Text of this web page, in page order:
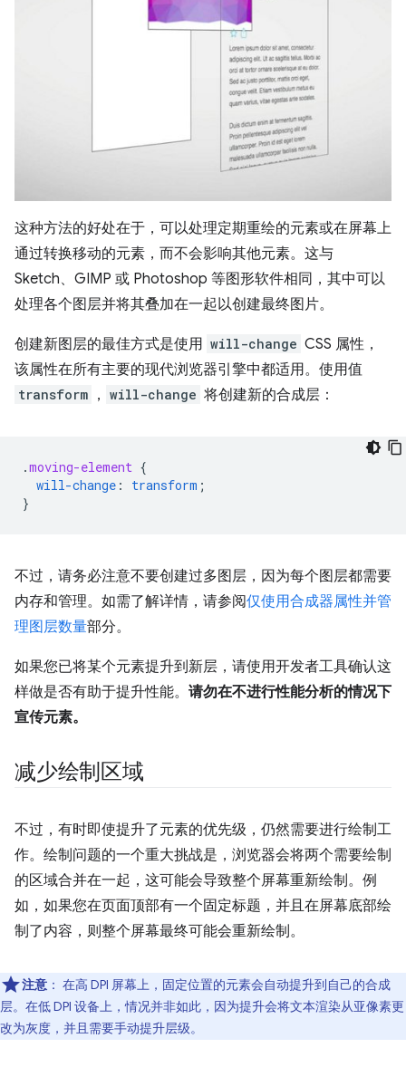
这种方法的好处在于，可以处理定期重绘的元素或在屏幕上
通过转换移动的元素，而不会影响其他元素。这与
Sketch、GIMP 或 Photoshop 等图形软件相同，其中可以
处理各个图层并将其叠加在一起以创建最终图片。
创建新图层的最佳方式是使用 will-change CSS 属性，
该属性在所有主要的现代浏览器引擎中都适用。使用值
transform ， will-change 将创建新的合成层：
.moving-element {
will-change : transform ;
}
不过，请务必注意不要创建过多图层，因为每个图层都需要
内存和管理。如需了解详情，请参阅仅使用合成器属性并管
理图层数量部分。
如果您已将某个元素提升到新层，请使用开发者工具确认这
样做是否有助于提升性能。 请勿在不进行性能分析的情况下
宣传元素。
减少绘制区域
不过，有时即使提升了元素的优先级，仍然需要进行绘制工
作。绘制问题的一个重大挑战是，浏览器会将两个需要绘制
的区域合并在一起，这可能会导致整个屏幕重新绘制。例
如，如果您在页面顶部有一个固定标题，并且在屏幕底部绘
制了内容，则整个屏幕最终可能会重新绘制。
注意 ： 在高 DPI 屏幕上，固定位置的元素会自动提升到自己的合成
层。在低 DPI 设备上，情况并非如此，因为提升会将文本渲染从亚像素更
改为灰度，并且需要手动提升层级。